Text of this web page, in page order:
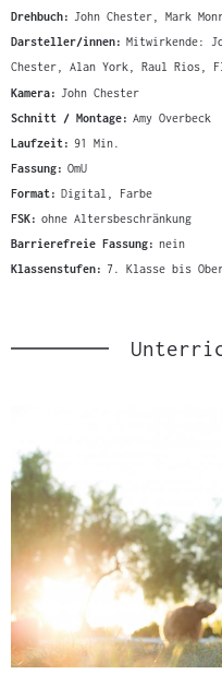
Drehbuch: John Chester, Mark
Darsteller/innen: Mitwirkende:
Chester, Alan York, Raul Rios,
Kamera: John Chester
Schnitt / Montage: Amy Overbeck
Laufzeit: 91 Min.
Fassung: OmU
Format: Digital, Farbe
FSK: ohne Altersbeschränkung
Barrierefreie Fassung: nein
Klassenstufen: 7. Klasse bis